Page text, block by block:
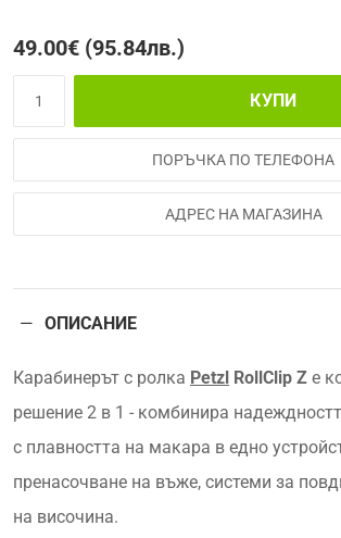
49.00€ (95.84лв.)
КУПИ
ОПИСАНИЕ
Карабинерът с ролка Petzl RollClip Z е
решение 2 в 1 - комбинира
с плавността на макара в едно
пренасочване на въже, системи за
на височина.
ПОРЪЧКА ПО ТЕЛЕФОНА
АДРЕС НА МАГАЗИНА